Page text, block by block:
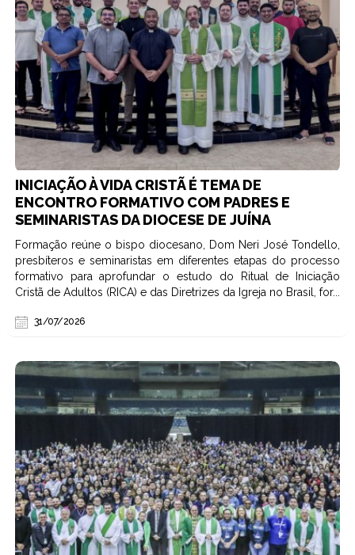
INICIAÇÃO À VIDA CRISTÃ É TEMA DE
ENCONTRO FORMATIVO COM PADRES E
SEMINARISTAS DA DIOCESE DE JUÍNA
Formação reúne o bispo diocesano, Dom Neri José Tondello,
presbíteros e seminaristas em diferentes etapas do processo
formativo para aprofundar o estudo do Ritual de Iniciação
Cristã de Adultos (RICA) e das Diretrizes da Igreja no Brasil, for...
31/07/2026